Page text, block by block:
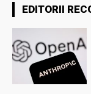
EDITORII